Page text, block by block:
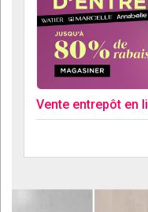
Vente entrepôt en